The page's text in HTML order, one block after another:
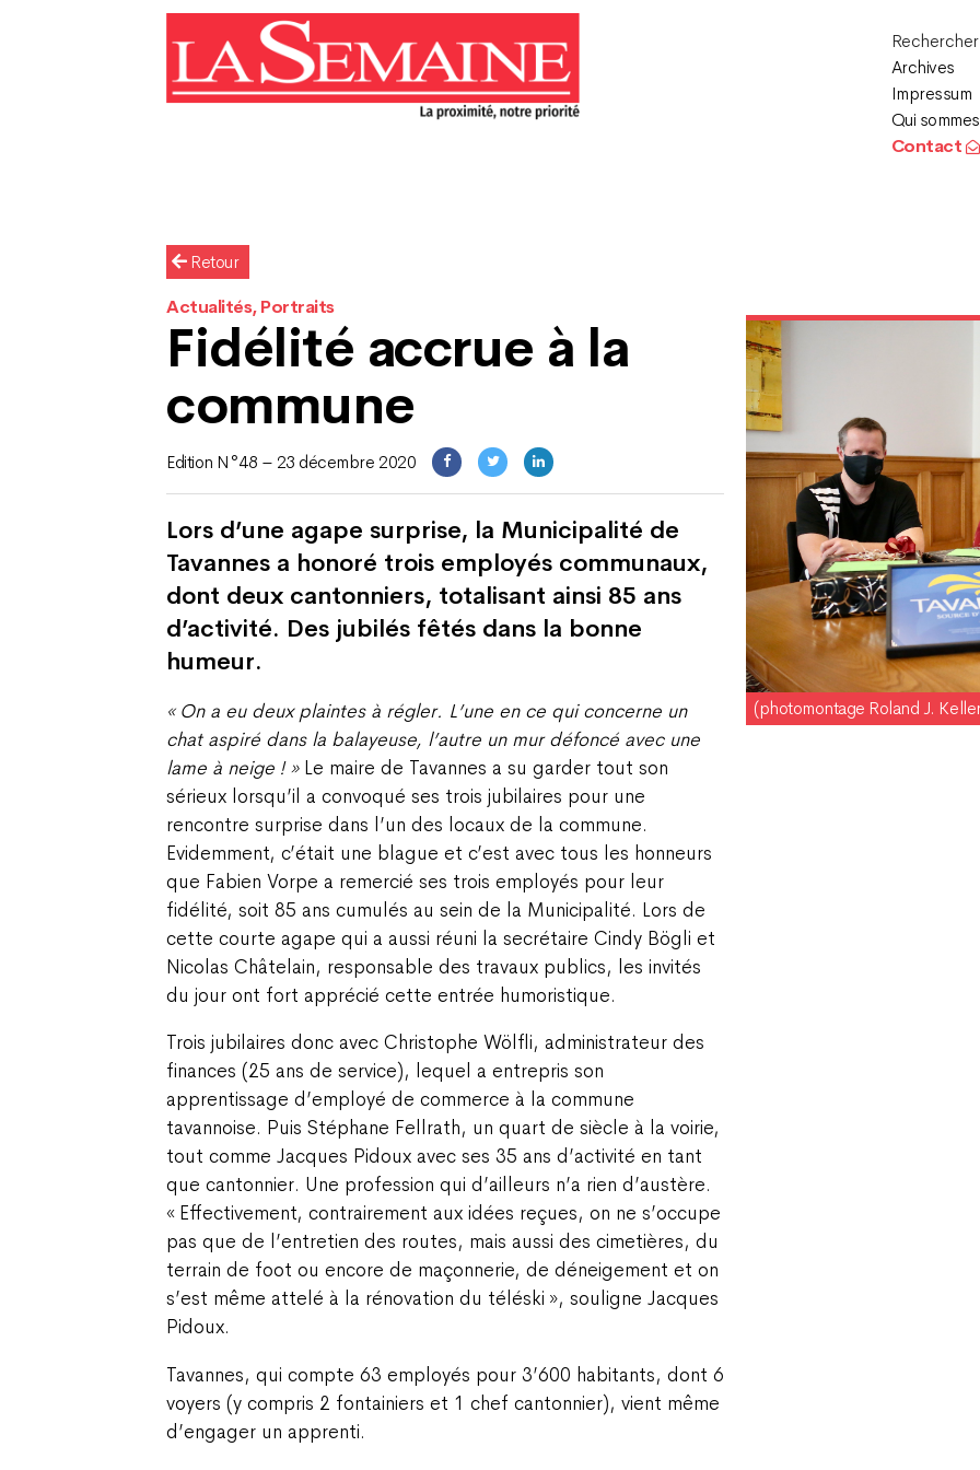
Archives
Impressum
Qui
Contact
Retour
Actualités, Portraits
Fidélité accrue à la
commune
Edition N°48 – 23 décembre 2020
Lors d’une agape surprise, la Municipalité de
Tavannes a honoré trois employés communaux,
dont deux cantonniers, totalisant ainsi 85 ans
d’activité. Des jubilés fêtés dans la bonne
humeur.
« On a eu deux plaintes à régler. L’une en ce qui concerne un
chat aspiré dans la balayeuse, l’autre un mur défoncé avec une
lame à neige ! »Le maire de Tavannes a su garder tout son
sérieux lorsqu’il a convoqué ses trois jubilaires pour une
rencontre surprise dans l’un des locaux de la commune.
Evidemment, c’était une blague et c’est avec tous les honneurs
que Fabien Vorpe a remercié ses trois employés pour leur
fidélité, soit 85 ans cumulés au sein de la Municipalité. Lors de
cette courte agape qui a aussi réuni la secrétaire Cindy Bögli et
Nicolas Châtelain, responsable des travaux publics, les invités
du jour ont fort apprécié cette entrée humoristique.
Trois jubilaires donc avec Christophe Wölfli, administrateur des
finances (25 ans de service), lequel a entrepris son
apprentissage d’employé de commerce à la commune
tavannoise. Puis Stéphane Fellrath, un quart de siècle à la voirie,
tout comme Jacques Pidoux avec ses 35 ans d’activité en tant
que cantonnier. Une profession qui d’ailleurs n’a rien d’austère.
« Effectivement, contrairement aux idées reçues, on ne s’occupe
pas que de l’entretien des routes, mais aussi des cimetières, du
terrain de foot ou encore de maçonnerie, de déneigement et on
s’est même attelé à la rénovation du téléski », souligne Jacques
Pidoux.
Tavannes, qui compte 63 employés pour 3’600 habitants, dont 6
voyers (y compris 2 fontainiers et 1 chef cantonnier), vient même
d’engager un apprenti.
(photomontage Roland J.